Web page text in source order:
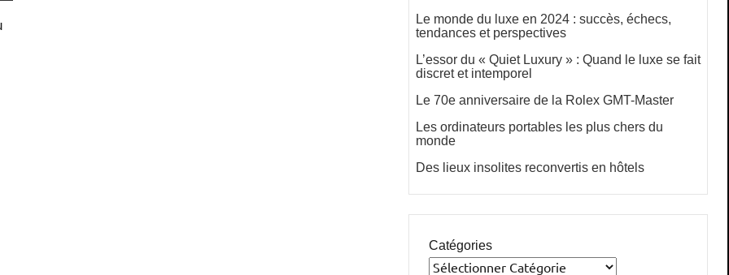
Le monde du luxe en 2024 : succès, échecs,
tendances et perspectives
L’essor du « Quiet Luxury » : Quand le luxe se fait
discret et intemporel
Le 70e anniversaire de la Rolex GMT-Master
Les ordinateurs portables les plus chers du
monde
Des lieux insolites reconvertis en hôtels
Catégories